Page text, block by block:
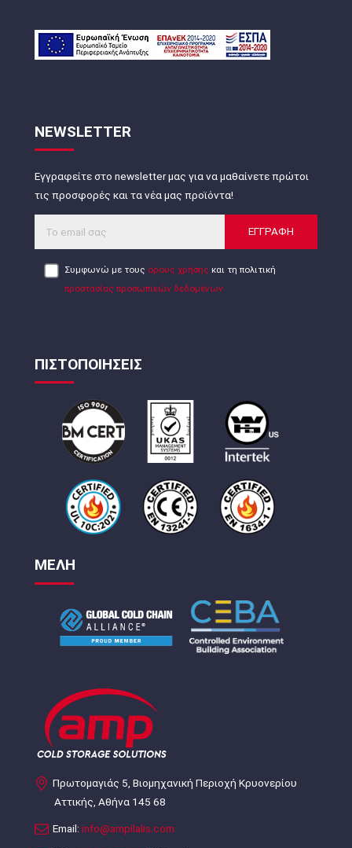
NEWSLETTER
Εγγραφείτε στο newsletter μας για να μαθαίνετε πρώτοι
τις προσφορές και τα νέα μας προϊόντα!
ΕΓΓΡΑΦΗ
Συμφωνώ με τους όρους χρήσης και τη πολιτική
προστασίας προσωπικών δεδομένων
ΠΙΣΤΟΠΟΙΗΣΕΙΣ
ΜΕΛΗ
Πρωτομαγιάς 5, Βιομηχανική Περιοχή Κρυονερίου
Αττικής, Αθήνα 145 68
Email: info@ampilalis.com